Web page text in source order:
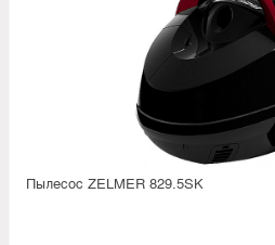
Пылесос ZELMER 829.5SK